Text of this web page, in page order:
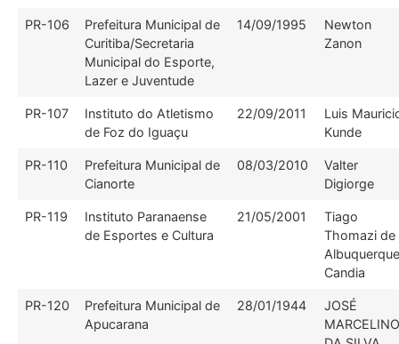
PR-106
Prefeitura Municipal de
Curitiba/Secretaria
Municipal do Esporte,
Lazer e Juventude
14/09/1995
Newton
Zanon
PR-107
Instituto do Atletismo
de Foz do Iguaçu
22/09/2011
Luis
Kunde
PR-110
Prefeitura Municipal de
Cianorte
08/03/2010
Valter
Digiorge
PR-119
Instituto Paranaense
de Esportes e Cultura
21/05/2001
Tiago
Thomazi de
Albuquerque
Candia
PR-120
Prefeitura Municipal de
Apucarana
28/01/1944
JOSÉ
MARCELINO